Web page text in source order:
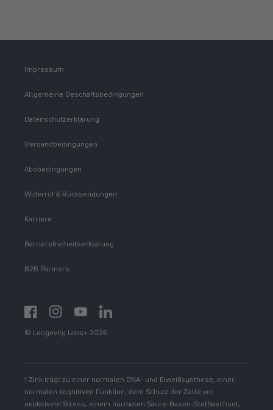
Impressum
Allgemeine Geschäftsbedingungen
Datenschutzerklärung
Versandbedingungen
Abobedingungen
Widerruf & Rücksendungen
Karriere
Barrierefreiheitserklärung
B2B Partners
FacebookInstagramYouTubehttps://www.linkedin.com/showcase/
© Longevity Labs+ 2026
1 Zink trägt zu einer normalen DNA- und Eiweißsynthese, einer
normalen kognitiven Funktion, dem Schutz der Zelle vor
oxidativem Stress, einem normalen Säure-Basen-Stoffwechsel,